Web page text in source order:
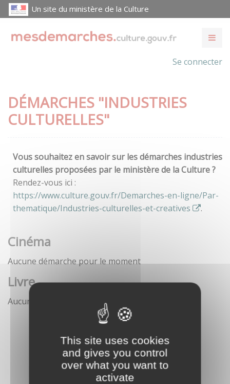
This site uses cookies
and gives you control
over what you want to
activate
Un site du ministère de la Culture
Se connecter
DÉMARCHES "INDUSTRIES
CULTURELLES"
Vous souhaitez en savoir sur les démarches industries
culturelles proposées par le ministère de la Culture ?
Rendez-vous ici :
https://www.culture.gouv.fr/Demarches-en-ligne/Par-
thematique/Industries-culturelles-et-creatives
.
Cinéma
Aucune démarche pour le moment
Livre
Aucune démarche pour le moment